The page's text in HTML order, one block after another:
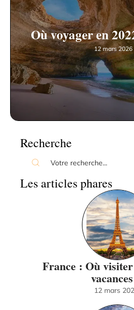
Où voyager en
12 mars 2026
Recherche
Les articles phares
France : Où
12 mars